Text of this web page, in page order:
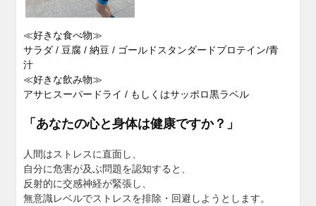
≪好きな食べ物≫
サラダ / 豆腐 / 納豆 / ゴールドスタンダードプロテイン/青
汁
≪好きな飲み物≫
アサヒスーパードライ / もしくはサッポロ黒ラベル
「あなたの心と身体は健康ですか？」
人間はストレスに直面し、
自分に危害が及ぶ問題を認知すると、
反射的に交感神経が緊張し、
無意識レベルでストレスを排除・回避しようとします。